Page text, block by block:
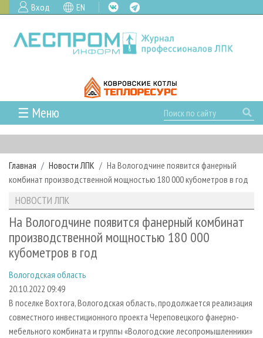
Вход EN
☰ Меню
ГЛАВНАЯ
РУБРИКИ И ТЕМЫ
РУБРИКИ ЖУРНАЛА
ЛЕСОЗАГОТОВКА
ЛЕСОПИЛЕНИЕ
ДЕРЕВООБРАБОТКА
СУШКА ДРЕВЕСИНЫ
ПРОИЗВОДСТВО ДРЕВЕСНЫХ ПЛИТ
ДЕРЕВЯННОЕ ДОМОСТРОЕНИЕ
ПРОИЗВОДСТВО МЕБЕЛИ
НОВОСТИ
НОВОСТИ ЛПК
НОВОСТИ ЖУРНАЛА
НОВОСТИ КОМПАНИЙ
ПРОЕКТЫ ЛПИ
АНАЛИТИКА
ПРЕДПРИЯТИЯ ЛПК
ЛЕСНЫЕ РЕГИОНЫ РОССИИ
ПЕРСОНЫ
МОБИЛЬНЫЕ ВЫСТАВКИ
ОФИЦИАЛЬНЫЕ ДЕЛЕГАЦИИ
ПРИОРИТЕТНЫЕ ИНВЕСТПРОЕКТЫ
АРХИВ
АРХИВ ЖУРНАЛОВ
СТАТЬИ
О ЖУРНАЛЕ
ПОДПИСКА
КОНТАКТЫ
РЕКЛАМОДАТЕЛЯМ
РЕКЛАМА
РЕКЛАМА НА САЙТЕ
Главная Новости ЛПК
На Вологодчине появится фанерный
комбинат производственной мощностью 180 000 кубометров в год
НОВОСТИ ЛПК
На Вологодчине появится фанерный комбинат
производственной мощностью 180 000
кубометров в год
Вологодская область
20.10.2022 09:49
В поселке Вохтога, Вологодская область, продолжается реализация
совместного инвестиционного проекта Череповецкого фанерно-
мебельного комбината и группы «Вологодские лесопромышленники»